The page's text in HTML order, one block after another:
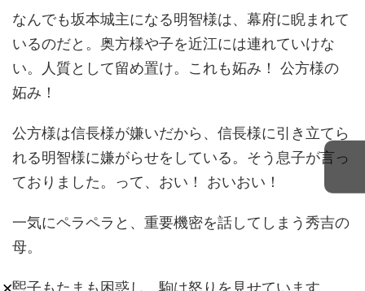
なんでも坂本城主になる明智様は、幕府に睨まれて
いるのだと。奥方様や子を近江には連れていけな
い。人質として留め置け。これも妬み！ 公方様の
妬み！
公方様は信長様が嫌いだから、信長様に引き立てら
れる明智様に嫌がらせをしている。そう息子が言っ
ておりました。って、おい！ おいおい！
一気にペラペラと、重要機密を話してしまう秀吉の
母。
煕子もたまも困惑し、駒は怒りを見せています。